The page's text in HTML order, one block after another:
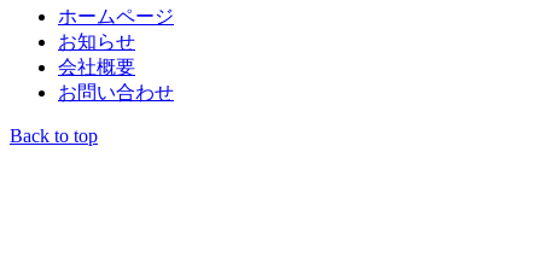
ホームページ
お知らせ
会社概要
お問い合わせ
Back to top